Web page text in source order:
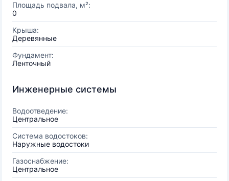
Площадь подвала, м²:
0
Крыша:
Деревянные
Фундамент:
Ленточный
Инженерные системы
Водоотведение:
Центральное
Система водостоков:
Наружные водостоки
Газоснабжение:
Центральное